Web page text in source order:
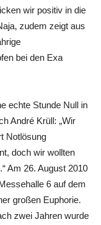
wir positiv in die
zudem zeigt aus
bei den Exa
echte Stunde Null in
André Krüll: „Wir
Notlösung
doch wir wollten
Am 26. August 2010
6 auf dem
großen Euphorie.
zwei Jahren wurde